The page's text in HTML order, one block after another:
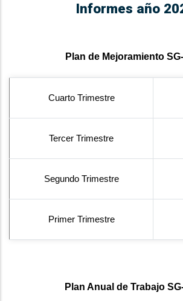
Informes año
Plan de Mejoramiento
Cuarto Trimestre
Tercer Trimestre
Segundo Trimestre
Primer Trimestre
Plan Anual de Trabajo